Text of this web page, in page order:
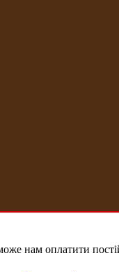
нам оплатити